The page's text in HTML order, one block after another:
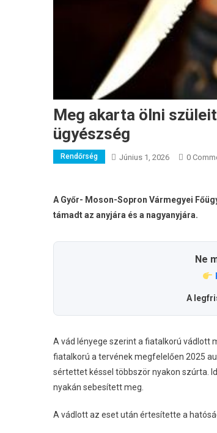
Meg akarta ölni
ügyészség
Rendőrség Június 1, 2026 0
A Győr- Moson-Sopron Vármegyei
támadt az anyjára és a nagyanyjára.
Ne
A
A vád lényege szerint a fiatalkorú vádlott
fiatalkorú a tervének megfelelően 2025
sértettet késsel többször nyakon szúrta.
nyakán sebesített meg.
A vádlott az eset után értesítette a